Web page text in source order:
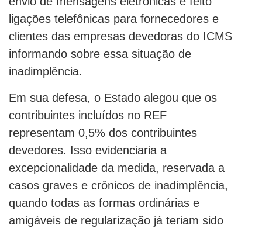
ligações telefônicas para fornecedores e
clientes das empresas devedoras do ICMS
informando sobre essa situação de
inadimplência.
Em sua defesa, o Estado alegou que os
contribuintes incluídos no REF
representam 0,5% dos contribuintes
devedores. Isso evidenciaria a
excepcionalidade da medida, reservada a
casos graves e crônicos de inadimplência,
quando todas as formas ordinárias e
amigáveis de regularização já teriam sido